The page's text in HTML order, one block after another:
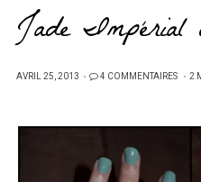
Jade
PUBLIÉ
AVRIL 25, 2013 4 COMMENTAIRES 2